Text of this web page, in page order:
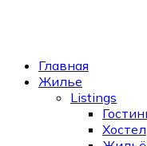
Главная
Жилье
Listings
Хостел